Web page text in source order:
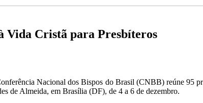
Vida Cristã para Presbíteros
Nacional dos Bispos do Brasil (CNBB) reúne 95
de Almeida, em Brasília (DF), de 4 a 6 de dezembro.